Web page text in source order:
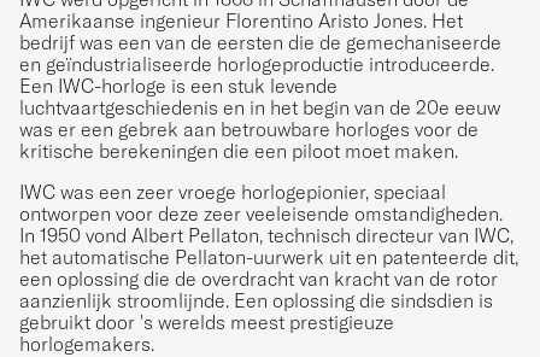
Amerikaanse ingenieur Florentino Aristo Jones. Het
bedrijf was een van de eersten die de gemechaniseerde
en geïndustrialiseerde horlogeproductie introduceerde.
Een IWC-horloge is een stuk levende
luchtvaartgeschiedenis en in het begin van de 20e eeuw
was er een gebrek aan betrouwbare horloges voor de
kritische berekeningen die een piloot moet maken.
IWC was een zeer vroege horlogepionier, speciaal
ontworpen voor deze zeer veeleisende omstandigheden.
In 1950 vond Albert Pellaton, technisch directeur van IWC,
het automatische Pellaton-uurwerk uit en patenteerde dit,
een oplossing die de overdracht van kracht van de rotor
aanzienlijk stroomlijnde. Een oplossing die sindsdien is
gebruikt door 's werelds meest prestigieuze
horlogemakers.